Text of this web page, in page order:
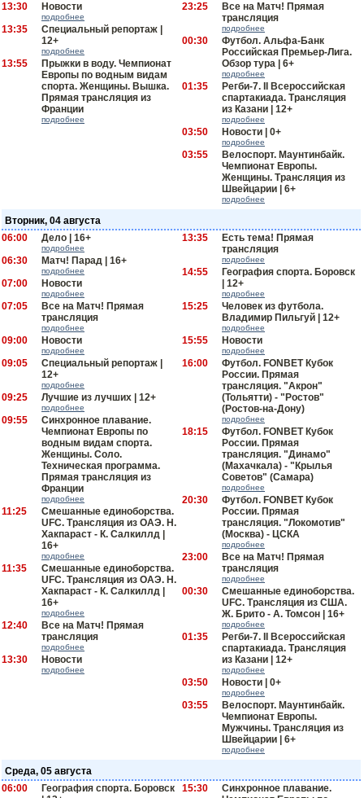
13:30 Новости
подробнее
13:35
Специальный репортаж |
12+
подробнее
13:55
Прыжки в воду. Чемпионат
Европы по водным видам
спорта. Женщины. Вышка.
Прямая трансляция из
Франции
подробнее
23:25
Все на Матч! Прямая
трансляция
подробнее
00:30
Футбол. Альфа-Банк
Российская Премьер-Лига.
Обзор тура | 6+
подробнее
01:35
Регби-7. II Всероссийская
спартакиада. Трансляция
из Казани | 12+
подробнее
03:50 Новости | 0+
подробнее
03:55
Велоспорт. Маунтинбайк.
Чемпионат Европы.
Женщины. Трансляция из
Швейцарии | 6+
подробнее
Вторник, 04 августа
06:00
Дело | 16+
подробнее
06:30 Матч! Парад | 16+
подробнее
07:00 Новости
подробнее
07:05
Все на Матч! Прямая
трансляция
подробнее
09:00 Новости
подробнее
09:05
Специальный репортаж |
12+
подробнее
09:25 Лучшие из лучших | 12+
подробнее
09:55
Синхронное плавание.
Чемпионат Европы по
водным видам спорта.
Женщины. Соло.
Техническая программа.
Прямая трансляция из
Франции
подробнее
11:25
Смешанные единоборства.
UFC. Трансляция из ОАЭ. Н.
Хакпараст - К. Салкиллд |
16+
подробнее
11:35
Смешанные единоборства.
UFC. Трансляция из ОАЭ. Н.
Хакпараст - К. Салкиллд |
16+
подробнее
12:40
Все на Матч! Прямая
трансляция
подробнее
13:30 Новости
подробнее
13:35
Есть тема! Прямая
трансляция
подробнее
14:55
География спорта. Боровск
| 12+
подробнее
15:25
Человек из футбола.
Владимир Пильгуй | 12+
подробнее
15:55 Новости
подробнее
16:00
Футбол. FONBET Кубок
России. Прямая
трансляция. "Акрон"
(Тольятти) - "Ростов"
(Ростов-на-Дону)
подробнее
18:15
Футбол. FONBET Кубок
России. Прямая
трансляция. "Динамо"
(Махачкала) - "Крылья
Советов" (Самара)
подробнее
20:30
Футбол. FONBET Кубок
России. Прямая
трансляция. "Локомотив"
(Москва) - ЦСКА
подробнее
23:00
Все на Матч! Прямая
трансляция
подробнее
00:30
Смешанные единоборства.
UFC. Трансляция из США.
Ж. Брито - А. Томсон | 16+
подробнее
01:35
Регби-7. II Всероссийская
спартакиада. Трансляция
из Казани | 12+
подробнее
03:50 Новости | 0+
подробнее
03:55
Велоспорт. Маунтинбайк.
Чемпионат Европы.
Мужчины. Трансляция из
Швейцарии | 6+
подробнее
Среда, 05 августа
06:00
География спорта. Боровск
15:30
Синхронное плавание.